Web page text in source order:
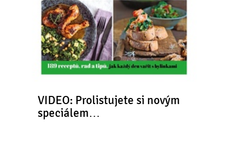
VIDEO: Prolistujete si novým
speciálem…